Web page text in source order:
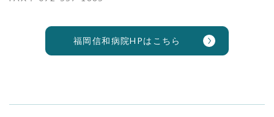
福岡信和病院HPはこちら